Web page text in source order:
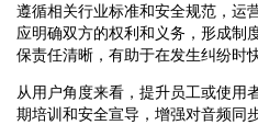
遵循相关行业标准和安全规范，运
应明确双方的权利和义务，形成制
保责任清晰，有助于在发生纠纷时
从用户角度来看，提升员工或使用
期培训和安全宣导，增强对音频同